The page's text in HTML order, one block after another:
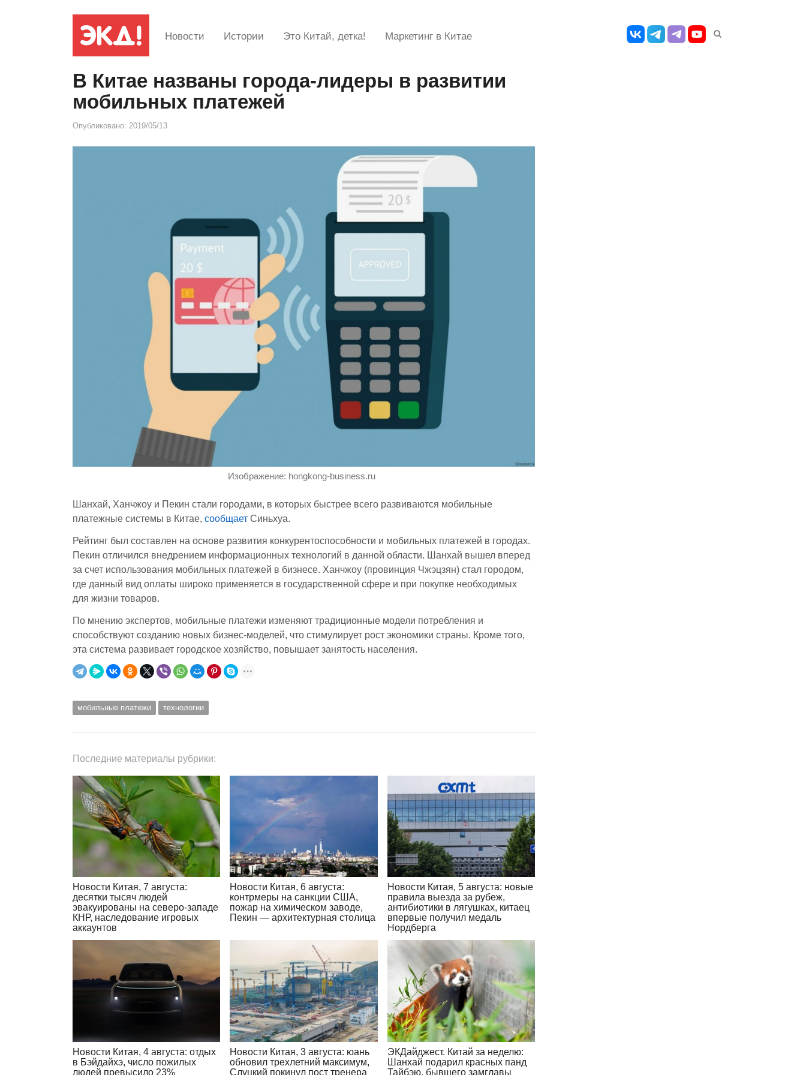
Новости Истории Это Китай, детка! Маркетинг в Китае
В Китае названы города-лидеры в развитии
мобильных платежей
Опубликовано: 2019/05/13
Изображение: hongkong-business.ru
Шанхай, Ханчжоу и Пекин стали городами, в которых быстрее всего развиваются мобильные
платежные системы в Китае, сообщает Синьхуа.
Рейтинг был составлен на основе развития конкурентоспособности и мобильных платежей в городах.
Пекин отличился внедрением информационных технологий в данной области. Шанхай вышел вперед
за счет использования мобильных платежей в бизнесе. Ханчжоу (провинция Чжэцзян) стал городом,
где данный вид оплаты широко применяется в государственной сфере и при покупке необходимых
для жизни товаров.
По мнению экспертов, мобильные платежи изменяют традиционные модели потребления и
способствуют созданию новых бизнес-моделей, что стимулирует рост экономики страны. Кроме того,
эта система развивает городское хозяйство, повышает занятость населения.
мобильные платежи технологии
Последние материалы рубрики:
Новости Китая, 7 августа:
десятки тысяч людей
эвакуированы на северо-западе
КНР, наследование игровых
аккаунтов
Новости Китая, 6 августа:
контрмеры на санкции США,
пожар на химическом заводе,
Пекин — архитектурная столица
Новости Китая, 5 августа: новые
правила выезда за рубеж,
антибиотики в лягушках, китаец
впервые получил медаль
Нордберга
Новости Китая, 4 августа: отдых
в Бэйдайхэ, число пожилых
людей превысило 23%
Новости Китая, 3 августа: юань
обновил трехлетний максимум,
Слуцкий покинул пост тренера
ЭКДайджест. Китай за неделю:
Шанхай подарил красных панд
Тайбэю, бывшего замглавы